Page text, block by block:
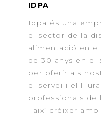
IDPA
Idpa és una
el sector de la
alimentació en
de 30 anys en
per oferir als
el servei i el
professionals de
i així créixer amb